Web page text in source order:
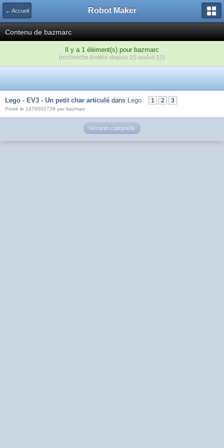
← Accueil Robot Maker
Contenu de bazmarc
Il y a 1 élément(s) pour bazmarc
(recherche limitée depuis 15-aoÃ»t 15)
Lego - EV3 - Un petit char articulé dans Lego 1 2 3
Posté le 1479002739 par bazmarc
Version complète